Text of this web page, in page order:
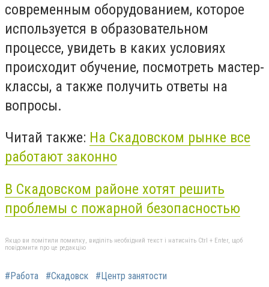
современным оборудованием, которое
используется в образовательном
процессе, увидеть в каких условиях
происходит обучение, посмотреть мастер-
классы, а также получить ответы на
вопросы.
Читай также: На Скадовском рынке все
работают законно
В Скадовском районе хотят решить
проблемы с пожарной безопасностью
Якщо ви помітили помилку, виділіть необхідний текст і натисніть Ctrl + Enter, щоб
повідомити про це редакцію
#Работа #Скадовск #Центр занятости